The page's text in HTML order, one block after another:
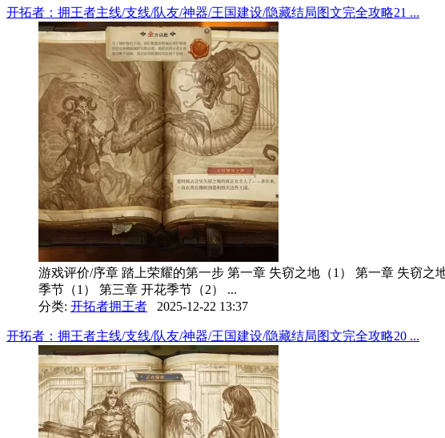
开拓者：拥王者主线/支线/队友/神器/王国建设/隐藏结局图文完全攻略21 ...
游戏评价/序章 踏上荣耀的第一步 第一章 失窃之地（1） 第一章 失窃
季节（1） 第三章 开花季节（2） ...
分类: 开拓者拥王者 2025-12-22 13:37
开拓者：拥王者主线/支线/队友/神器/王国建设/隐藏结局图文完全攻略20 ...